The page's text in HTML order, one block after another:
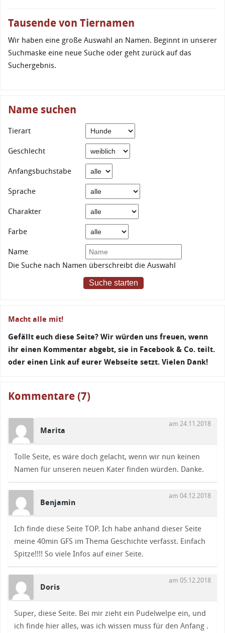
Tausende von Tiernamen
Wir haben eine große Auswahl an Namen. Beginnt in unserer
Suchmaske eine neue Suche oder geht zurück auf das
Suchergebnis.
Name suchen
Tierart
Geschlecht
Anfangsbuchstabe
Sprache
Charakter
Farbe
Name
Die Suche nach Namen überschreibt die Auswahl
Suche starten
Macht alle mit!
Gefällt euch diese Seite? Wir würden uns freuen, wenn
ihr einen Kommentar abgebt, sie in Facebook & Co. teilt.
oder einen Link auf eurer Webseite setzt. Vielen Dank!
Kommentare (7)
Marita
am 24.11.2018
Tolle Seite, es wäre doch gelacht, wenn wir nun keinen
Namen für unseren neuen Kater finden würden. Danke.
Benjamin
am 04.12.2018
Ich finde diese Seite TOP. Ich habe anhand dieser Seite
meine 40min GFS im Thema Geschichte verfasst. Einfach
Spitze!!!! So viele Infos auf einer Seite.
Doris
am 05.12.2018
Super, diese Seite. Bei mir zieht ein Pudelwelpe ein, und
ich finde hier alles, was ich wissen muss für den Anfang .